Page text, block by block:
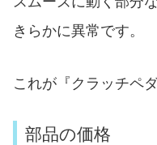
きらかに異常です。
これが『クラッチペ
部品の価格